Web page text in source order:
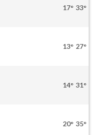
17° 33°
13° 27°
14° 31°
20° 35°